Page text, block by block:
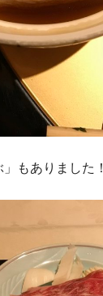
もありました！